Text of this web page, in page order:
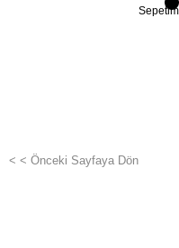
Sepetim
< < Önceki Sayfaya Dön